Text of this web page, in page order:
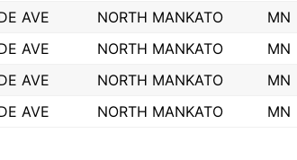
AVE NORTH MANKATO
MN
AVE NORTH MANKATO
MN
AVE NORTH MANKATO
MN
AVE NORTH MANKATO MN